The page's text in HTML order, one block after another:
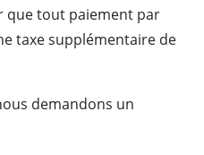
que tout paiement par
taxe supplémentaire de
demandons un